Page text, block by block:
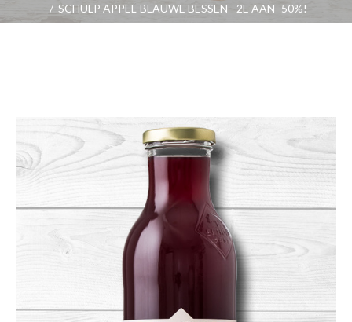
/ SCHULP APPEL-BLAUWE BESSEN - 2E AAN -50%!